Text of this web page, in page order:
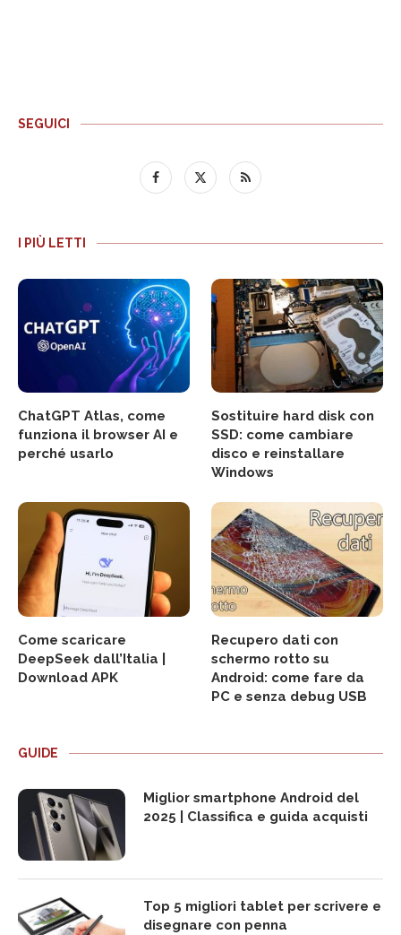
SEGUICI
I PIÙ LETTI
ChatGPT Atlas, come
funziona il browser AI e
perché usarlo
Sostituire hard disk con
SSD: come cambiare
disco e reinstallare
Windows
Come scaricare
DeepSeek dall’Italia |
Download APK
Recupero dati con
schermo rotto su
Android: come fare da
PC e senza debug USB
GUIDE
Miglior smartphone Android del
2025 | Classifica e guida acquisti
Top 5 migliori tablet per scrivere e
disegnare con penna